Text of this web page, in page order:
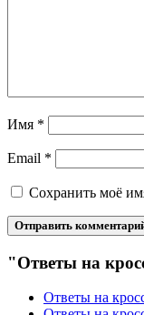
Имя *
Email *
Сохранить моё
"Ответы на
Ответы на